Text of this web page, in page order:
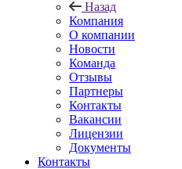
Назад
Компания
О компании
Новости
Команда
Отзывы
Партнеры
Контакты
Вакансии
Лицензии
Документы
Контакты